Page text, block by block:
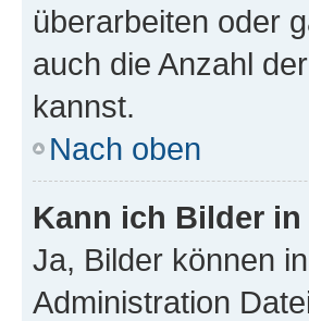
überarbeiten oder
auch die Anzahl
kannst.
Nach oben
Kann ich Bilder
Ja, Bilder können
Administration